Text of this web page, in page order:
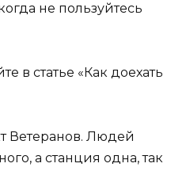
не пользуйтесь
в статье «Как доехать
Ветеранов. Людей
а станция одна, так